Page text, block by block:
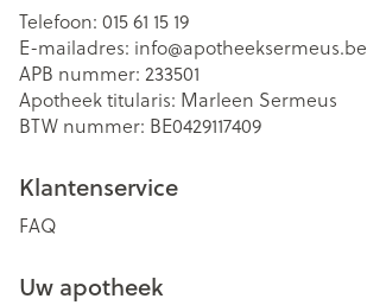
Telefoon: 015 61 15 19
E-mailadres: info@apotheeksermeus.be
APB nummer: 233501
Apotheek titularis: Marleen Sermeus
BTW nummer: BE0429117409
Klantenservice
FAQ
Uw apotheek